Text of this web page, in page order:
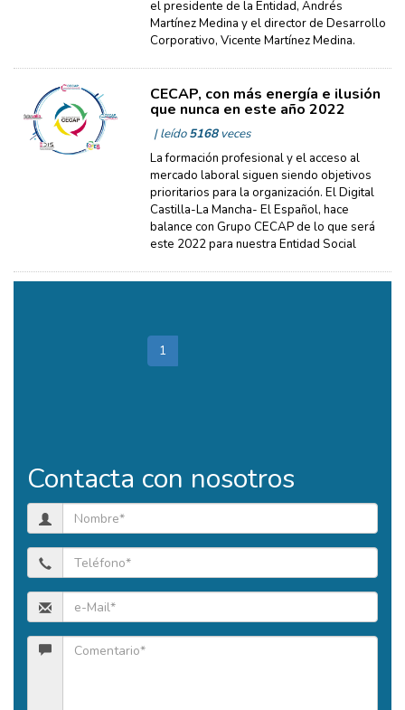
el presidente de la Entidad, Andrés
Martínez Medina y el director de Desarrollo
Corporativo, Vicente Martínez Medina.
CECAP, con más energía e ilusión
que nunca en este año 2022
| leído5168veces
La formación profesional y el acceso al
mercado laboral siguen siendo objetivos
prioritarios para la organización. El Digital
Castilla-La Mancha- El Español, hace
balance con Grupo CECAP de lo que será
este 2022 para nuestra Entidad Social
1
Contacta con nosotros